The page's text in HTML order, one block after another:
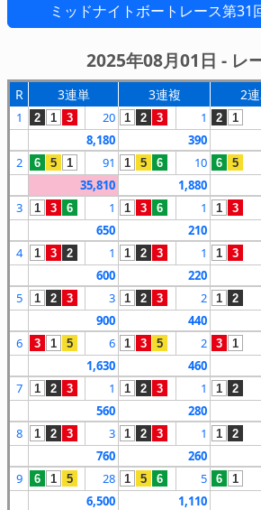
ミッドナイトボートレース第31
2025年08月01日 - レ
R 3連単 3連複 2
1 2 1 3 20 1 2 3 1 2 1
8,180
390
2
6 5 1 91 1 5 6 10 6 5
35,810
1,880
3
1 3 6 1 1 3 6 1 1 3
650
210
4
1 3 2 1 1 2 3 1 1 3
600
220
5
1 2 3 3 1 2 3 2 1 2
900
440
6
3 1 5 6 1 3 5 2 3 1
1,630
460
7
1 2 3 1 1 2 3 1 1 2
560
280
8
1 2 3 3 1 2 3 1 1 2
760
260
9
6 1 5 28 1 5 6 5 6 1
6,500
1,110